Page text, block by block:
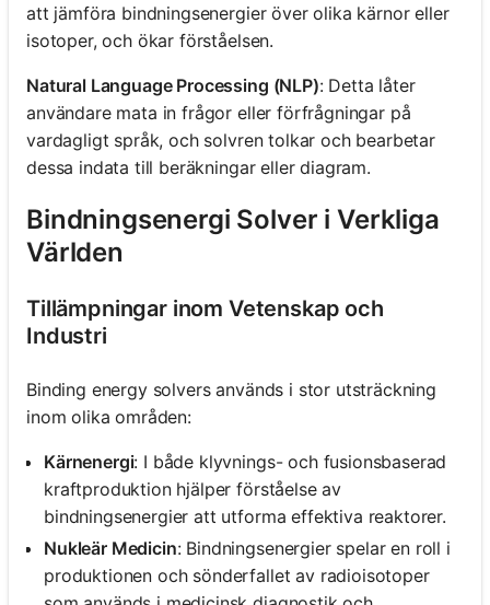
att jämföra bindningsenergier över olika kärnor eller
isotoper, och ökar förståelsen.
Natural Language Processing (NLP): Detta låter
användare mata in frågor eller förfrågningar på
vardagligt språk, och solvren tolkar och bearbetar
dessa indata till beräkningar eller diagram.
Bindningsenergi Solver i Verkliga
Världen
Tillämpningar inom Vetenskap och
Industri
Binding energy solvers används i stor utsträckning
inom olika områden:
Kärnenergi: I både klyvnings- och fusionsbaserad
kraftproduktion hjälper förståelse av
bindningsenergier att utforma effektiva reaktorer.
Nukleär Medicin: Bindningsenergier spelar en roll i
produktionen och sönderfallet av radioisotoper